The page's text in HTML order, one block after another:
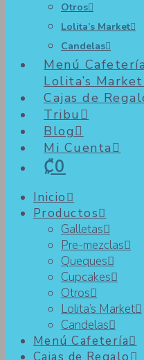
Otros
Lolita’s Market
Candelas
Menú Cafetería
Lolita’s Market
Cajas de
Tribu
Blog
Mi Cuenta
₡0
Inicio
Productos
Galletas
Pre-mezclas
Queques
Cupcakes
Otros
Lolita’s Market
Candelas
Menú Cafetería
Cómo abordar